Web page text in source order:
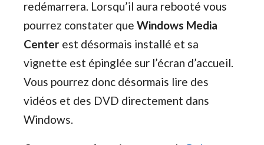
redémarrera. Lorsqu’il aura rebooté vous
pourrez constater que Windows Media
Center est désormais installé et sa
vignette est épinglée sur l’écran d’accueil.
Vous pourrez donc désormais lire des
vidéos et des DVD directement dans
Windows.